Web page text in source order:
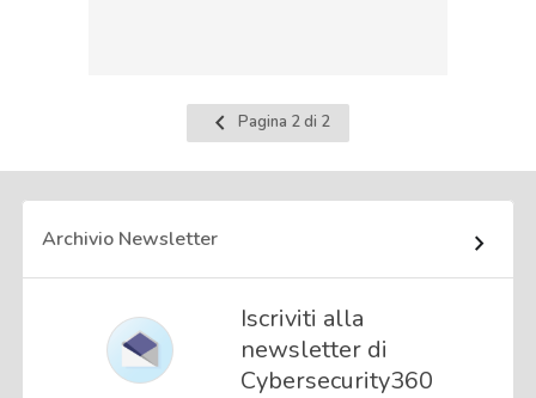
Pagina
precedente
Pagina 2 di 2
Archivio Newsletter
Iscriviti alla
newsletter di
Cybersecurity360